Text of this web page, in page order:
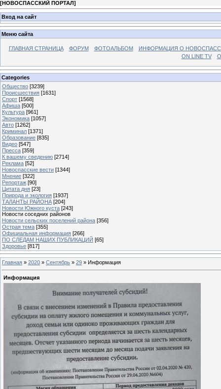
[НОВОСПАССКИЙ ПОРТАЛ]
Вход на сайт
Меню сайта
ГЛАВНАЯ СТРАНИЦА ФОРУМ ФОТОАЛЬБОМ
ИНФОРМАЦИЯ О
ON LINE TV
Categories
Общество [3239]
Происшествия [1631]
Спорт [1568]
Афиша [500]
Культура [961]
Экономика [1057]
Авто [1262]
Криминал [1371]
Образование [835]
Видео [547]
Пресса [359]
К вашему сведению [2714]
Реклама [52]
Новоспасские вести [1344]
Мнение [322]
Репортаж [90]
Цитата дня [23]
Природа и экология [1937]
ТАЛАНТЫ РАЙОНА [204]
Новости Южного куста [243]
Новости соседних районов
Новости сельских поселений района [356]
Острая тема [355]
Официальная информация [266]
ПО СЛЕДАМ НАШИХ ПУБЛИКАЦИЙ [65]
Здоровье [817]
Главная » 2020 » Сентябрь » 29 » Информация
Информация